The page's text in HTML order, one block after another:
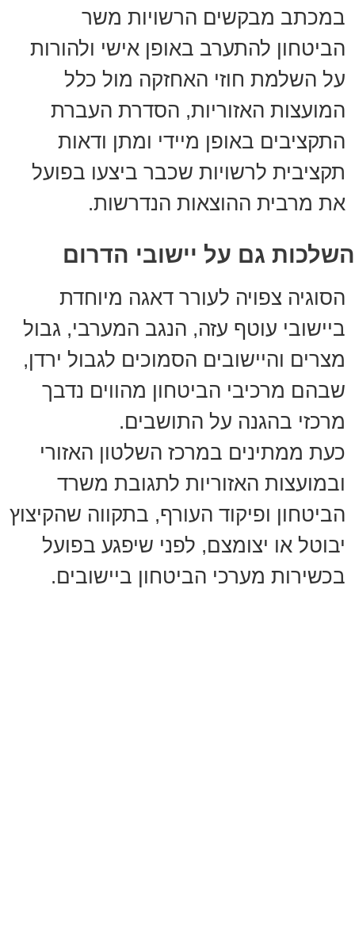
במכתב מבקשים הרשויות משר
הביטחון להתערב באופן אישי ולהורות
על השלמת חוזי האחזקה מול כלל
המועצות האזוריות, הסדרת העברת
התקציבים באופן מיידי ומתן ודאות
תקציבית לרשויות שכבר ביצעו בפועל
את מרבית ההוצאות הנדרשות.
השלכות גם על יישובי הדרום
הסוגיה צפויה לעורר דאגה מיוחדת
ביישובי עוטף עזה, הנגב המערבי, גבול
מצרים והיישובים הסמוכים לגבול ירדן,
שבהם מרכיבי הביטחון מהווים נדבך
מרכזי בהגנה על התושבים.
כעת ממתינים במרכז השלטון האזורי
ובמועצות האזוריות לתגובת משרד
הביטחון ופיקוד העורף, בתקווה שהקיצוץ
יבוטל או יצומצם, לפני שיפגע בפועל
בכשירות מערכי הביטחון ביישובים.